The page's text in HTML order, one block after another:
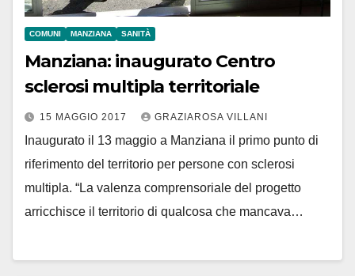
COMUNI MANZIANA SANITÀ
Manziana: inaugurato Centro
sclerosi multipla territoriale
15 MAGGIO 2017 GRAZIAROSA VILLANI
Inaugurato il 13 maggio a Manziana il primo punto di
riferimento del territorio per persone con sclerosi
multipla. “La valenza comprensoriale del progetto
arricchisce il territorio di qualcosa che mancava…